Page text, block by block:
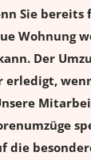
Sie bereits
Wohnung
Der
erledigt,
die